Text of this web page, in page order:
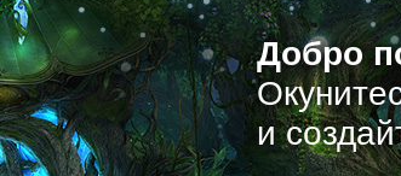
Добро
и